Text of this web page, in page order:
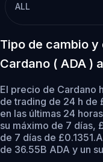
ALL
Tipo de cambio
Cardano ( ADA )
El precio de Cardano
de trading de 24 h de
en las últimas 24
su máximo de 7 días,
de 7 días de £0.1351.
de 36.55B ADA y un